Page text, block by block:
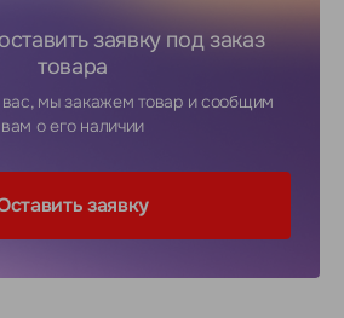
заявку под заказ
товара
мы закажем товар и сообщим
вам о его наличии
заявку